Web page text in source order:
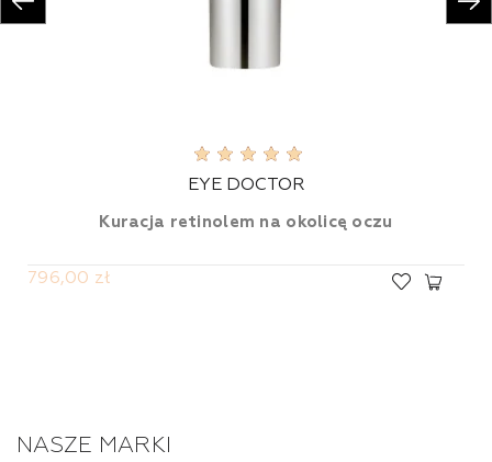
EYE DOCTOR
Kuracja retinolem na okolicę oczu
796,00 zł
NASZE MARKI